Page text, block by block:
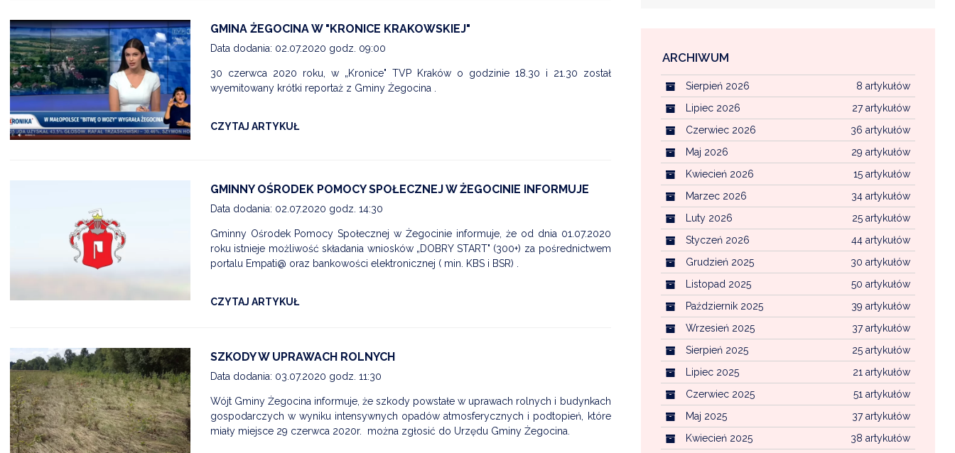
CZYSTE POWIETRZE EKOINTERWENCJA
WFOŚ CZYSTE POWIETRZE
CENTRALNA EWIDENCJA EMISYJNOŚCI
GOSPODARKA ODPADAMI KOMUNALNYMI
GMINA ŻEGOCINA W "KRONICE KRAKOWSKIEJ"
Data dodania: 02.07.2020 godz. 09:00
30 czerwca 2020 roku, w „Kronice" TVP Kraków o godzinie 18.30 i 21.30 został
wyemitowany krótki reportaż z Gminy Żegocina .
CZYTAJ ARTYKUŁ
GMINNY OŚRODEK POMOCY SPOŁECZNEJ W ŻEGOCINIE INFORMUJE
Data dodania: 02.07.2020 godz. 14:30
Gminny Ośrodek Pomocy Społecznej w Żegocinie informuje, że od dnia 01.07.2020
roku istnieje możliwość składania wniosków „DOBRY START" (300+) za pośrednictwem
portalu Empati@ oraz bankowości elektronicznej ( min. KBS i BSR) .
CZYTAJ ARTYKUŁ
SZKODY W UPRAWACH ROLNYCH
Data dodania: 03.07.2020 godz. 11:30
Wójt Gminy Żegocina informuje, że szkody powstałe w uprawach rolnych i budynkach
gospodarczych w wyniku intensywnych opadów atmosferycznych i podtopień, które
miały miejsce 29 czerwca 2020r. można zgłosić do Urzędu Gminy Żegocina.
ARCHIWUM
8 artykułów
Sierpień 2026
27 artykułów
Lipiec 2026
36 artykułów
Czerwiec 2026
29 artykułów
Maj 2026
15 artykułów
Kwiecień 2026
34 artykułów
Marzec 2026
25 artykułów
Luty 2026
44 artykułów
Styczeń 2026
30 artykułów
Grudzień 2025
50 artykułów
Listopad 2025
39 artykułów
Październik 2025
37 artykułów
Wrzesień 2025
25 artykułów
Sierpień 2025
21 artykułów
Lipiec 2025
51 artykułów
Czerwiec 2025
37 artykułów
Maj 2025
38 artykułów
Kwiecień 2025